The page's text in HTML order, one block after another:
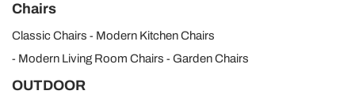
Chairs
Classic Chairs
Modern Kitchen Chairs
Modern Living Room Chairs
Garden Chairs
OUTDOOR